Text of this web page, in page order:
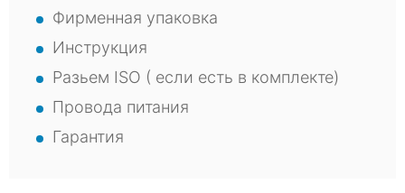
Фирменная упаковка
Инструкция
Разьем ISO ( если есть в комплекте)
Провода питания
Гарантия